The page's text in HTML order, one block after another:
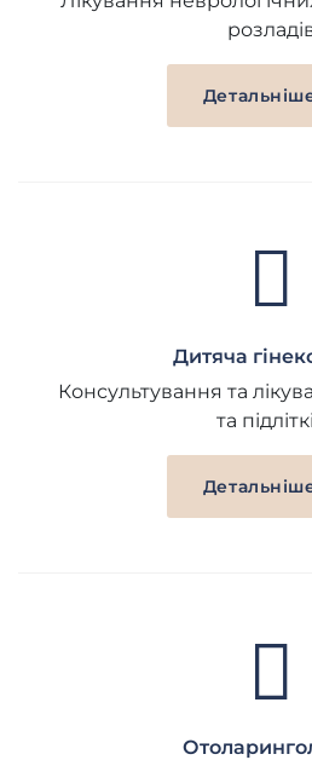
Дитяча
Консультування та
та